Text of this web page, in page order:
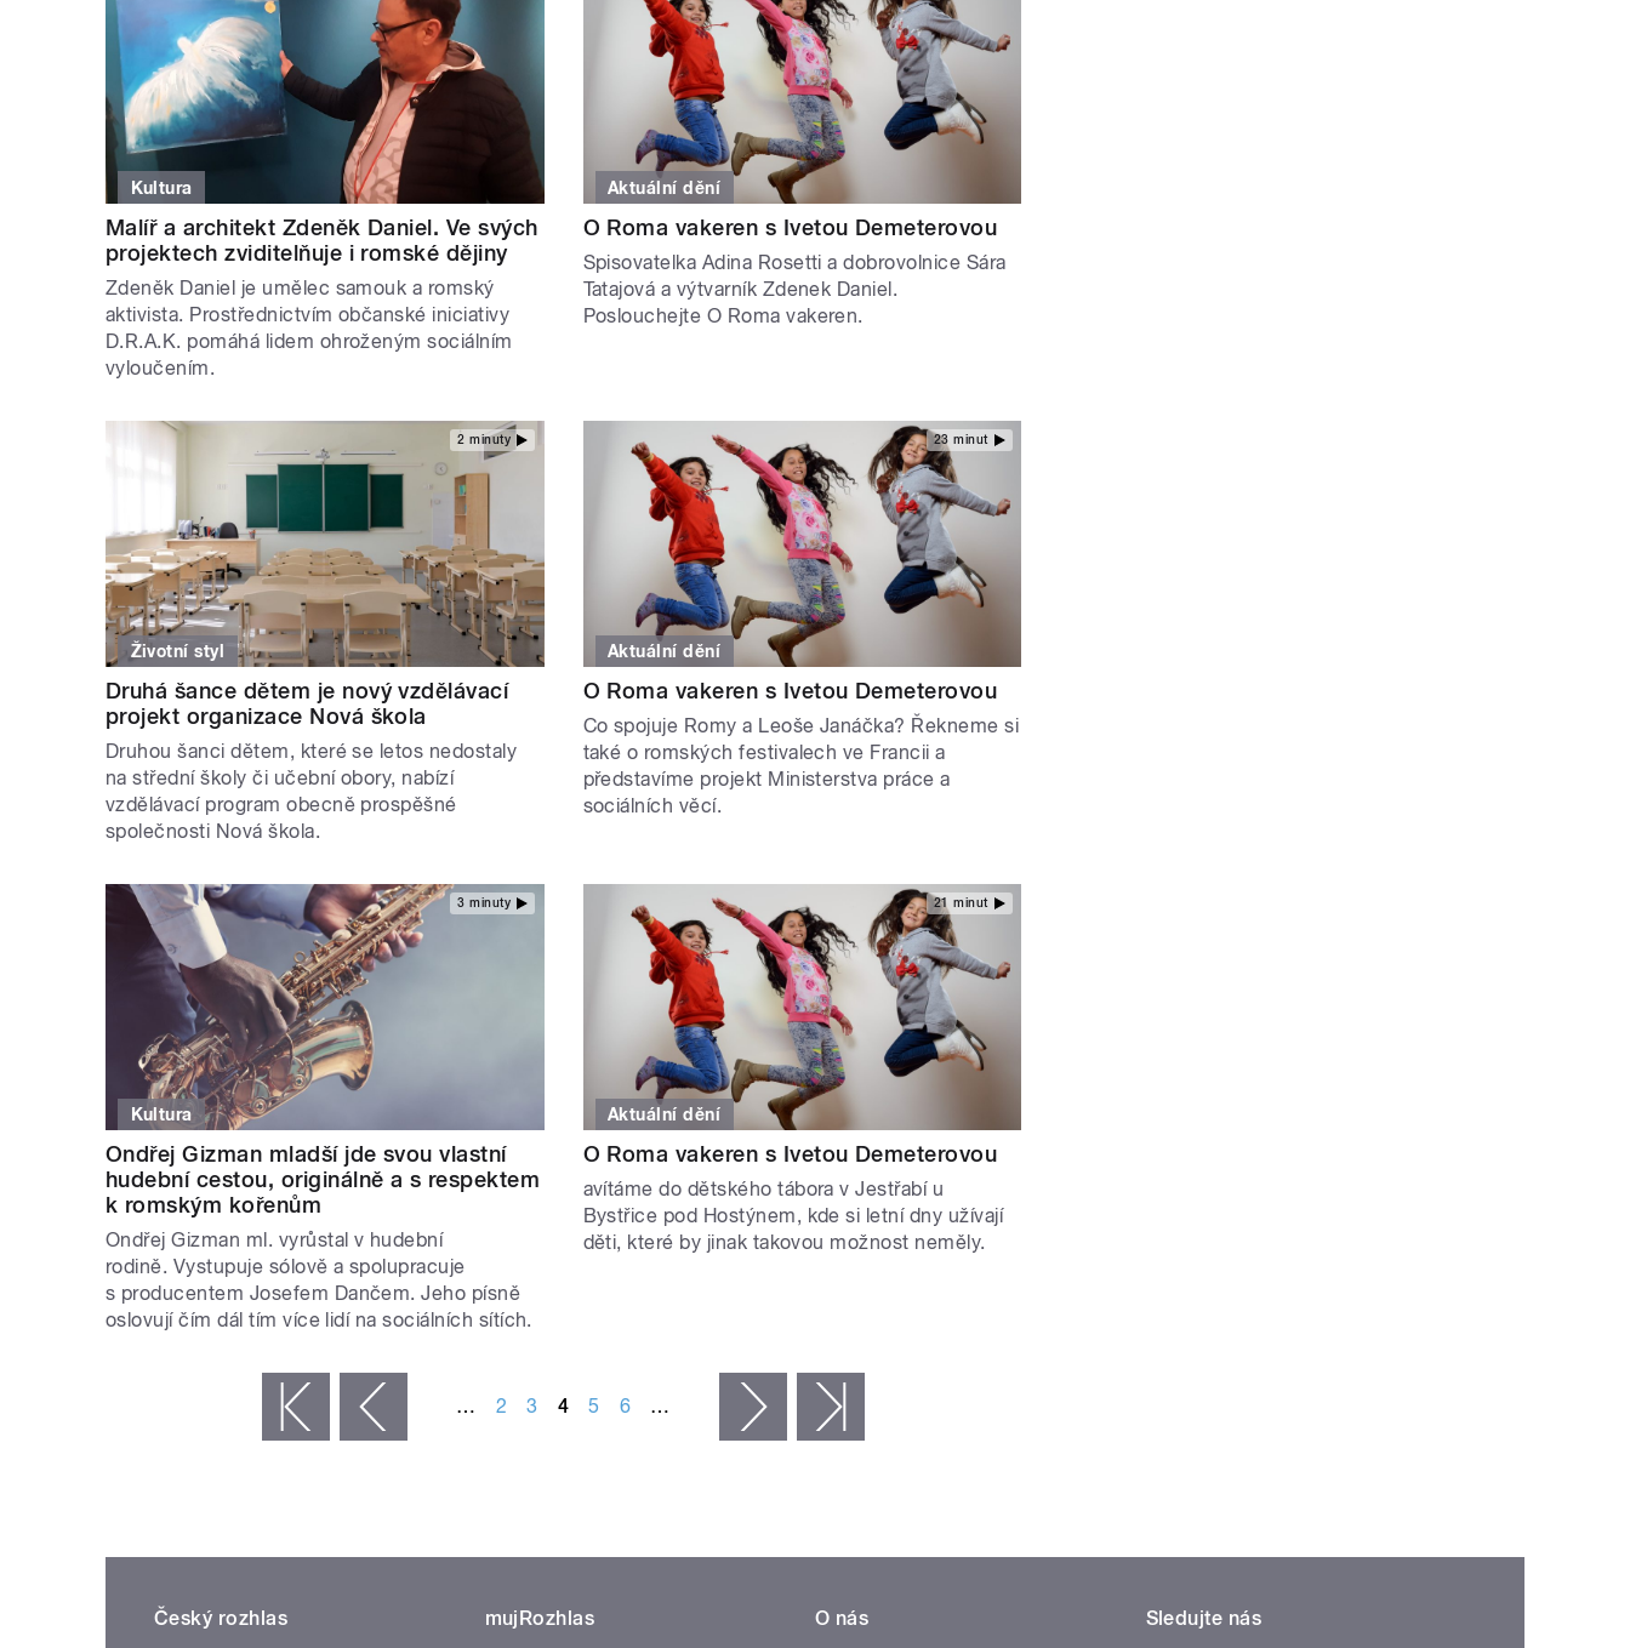
Kultura
Malíř a architekt Zdeněk Daniel. Ve svých
projektech zviditelňuje i romské dějiny
Zdeněk Daniel je umělec samouk a romský
aktivista. Prostřednictvím občanské iniciativy
D.R.A.K. pomáhá lidem ohroženým sociálním
vyloučením.
Aktuální dění
O Roma vakeren s Ivetou Demeterovou
Spisovatelka Adina Rosetti a dobrovolnice Sára
Tatajová a výtvarník Zdenek Daniel.
Poslouchejte O Roma vakeren.
2 minuty
Životní styl
Druhá šance dětem je nový vzdělávací
projekt organizace Nová škola
Druhou šanci dětem, které se letos nedostaly
na střední školy či učební obory, nabízí
vzdělávací program obecně prospěšné
společnosti Nová škola.
23 minut
Aktuální dění
O Roma vakeren s Ivetou Demeterovou
Co spojuje Romy a Leoše Janáčka? Řekneme si
také o romských festivalech ve Francii a
představíme projekt Ministerstva práce a
sociálních věcí.
3 minuty
Kultura
Ondřej Gizman mladší jde svou vlastní
hudební cestou, originálně a s respektem
k romským kořenům
Ondřej Gizman ml. vyrůstal v hudební
rodině. Vystupuje sólově a spolupracuje
s producentem Josefem Dančem. Jeho písně
oslovují čím dál tím více lidí na sociálních sítích.
21 minut
Aktuální dění
O Roma vakeren s Ivetou Demeterovou
avítáme do dětského tábora v Jestřabí u
Bystřice pod Hostýnem, kde si letní dny užívají
děti, které by jinak takovou možnost neměly.
‹ předchozí … 2 3 4 5 6 … následující ›
Český rozhlas mujRozhlas O nás Sledujte nás